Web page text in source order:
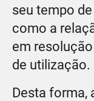
seu tempo
como a
em
de utilização.
Desta forma,